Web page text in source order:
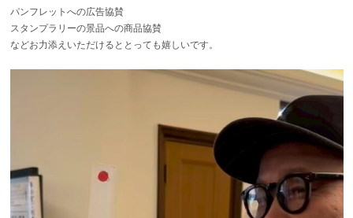
パンフレットへの広告協賛
スタンプラリーの景品への商品協賛
などお力添えいただけるととっても嬉しいです。